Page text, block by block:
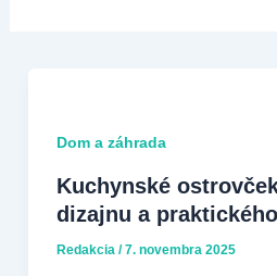
Dom a záhrada
Kuchynské
dizajnu a
Redakcia /7. novembra 2025